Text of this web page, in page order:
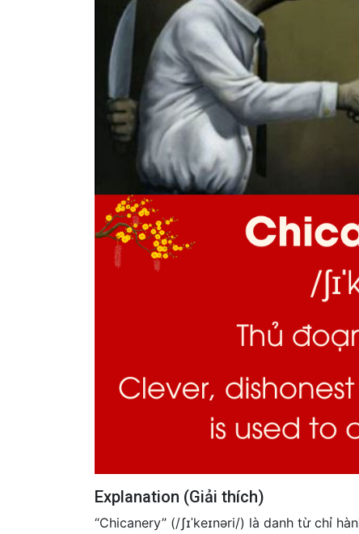
Explanation (Giải thích)
“Chicanery” (/ʃɪˈkeɪnəri/) là danh từ chỉ